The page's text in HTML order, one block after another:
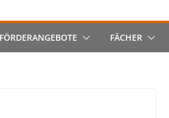
FÖRDERANGEBOTE FÄCHER